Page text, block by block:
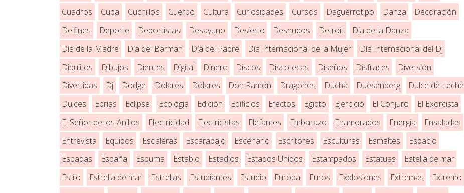
Cuadros
Cuba Cuchillos Cuerpo Cultura Curiosidades Cursos Daguerrotipo Danza
Decoración
Delfines
Deporte Deportistas Desayuno Desierto Desnudos Detroit
Día de la Danza
Día de la Madre
Día del Barman Día del Padre Día Internacional de la Mujer
Día Internacional del Dj
Dibujitos
Dibujos Dientes Digital Dinero Discos Discotecas Diseños Disfraces
Diversión
Divertidas
Dj Dodge Dolares Dólares Don Ramón Dragones Ducha Duesenberg
Dulce de Leche
Dulces
Ebrias Eclipse Ecología Edición Edificios Efectos Egipto Ejercicio El Conjuro
El Exorcista
El Señor de los Anillos
Electricidad Electricistas Elefantes Embarazo Enamorados Energia
Ensaladas
Entrevista
Equipos Escaleras Escarabajo Escenario Escritores Esculturas Esmaltes
Espacio
Espadas
España Espuma Establo Estadios Estados Unidos Estampados Estatuas
Estella de mar
Estilo
Estrella de mar Estrellas Estudiantes Estudio Europa Euros Explosiones Extremas
Extremo